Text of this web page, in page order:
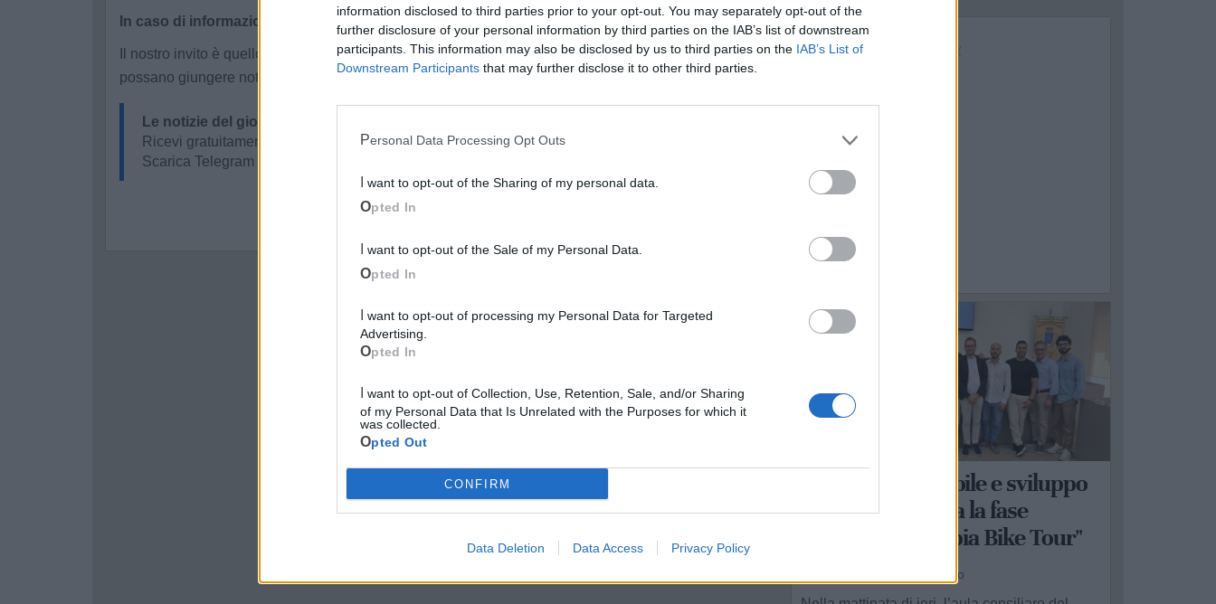
information disclosed to third parties prior to your opt-out. You may separately opt-out of the
further disclosure of your personal information by third parties on the IAB’s list of downstream
participants. This information may also be disclosed by us to third parties on the IAB’s List of
Downstream Participants that may further disclose it to other third parties.
Personal Data Processing Opt Outs
I want to opt-out of the Sharing of my personal data.
Opted In
I want to opt-out of the Sale of my Personal Data.
Opted In
Advertising.
Opted In
of my Personal Data that Is Unrelated with the Purposes for which it
was collected.
Opted Out
CONFIRM
Data Deletion Data Access Privacy Policy
In caso di informazioni utili è possibile chiamare al 333 4149761.
Il nostro invito è quello di condividere questo contenuto il più possibile affinché al più presto
possano giungere notizie rassicuranti alla famiglia del nostro giovane concittadino.
Le notizie del giorno sul tuo smartphone
Ricevi gratuitamente ogni giorno le notizie della tua città direttamente sul tuo smartphone.
Scarica Telegram e
Mobilità sostenibile e sviluppo
territoriale: al via la fase
operativa di "Appia Bike Tour"
La Redazione - ven 31 luglio